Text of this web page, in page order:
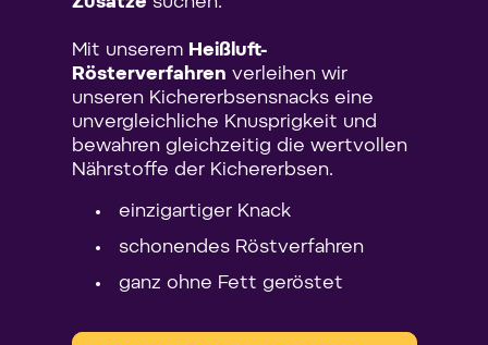
Mit unserem Heißluft-
Rösterverfahren verleihen wir
unseren Kichererbsensnacks eine
unvergleichliche Knusprigkeit und
bewahren gleichzeitig die wertvollen
Nährstoffe der Kichererbsen.
einzigartiger Knack
schonendes Röstverfahren
ganz ohne Fett geröstet